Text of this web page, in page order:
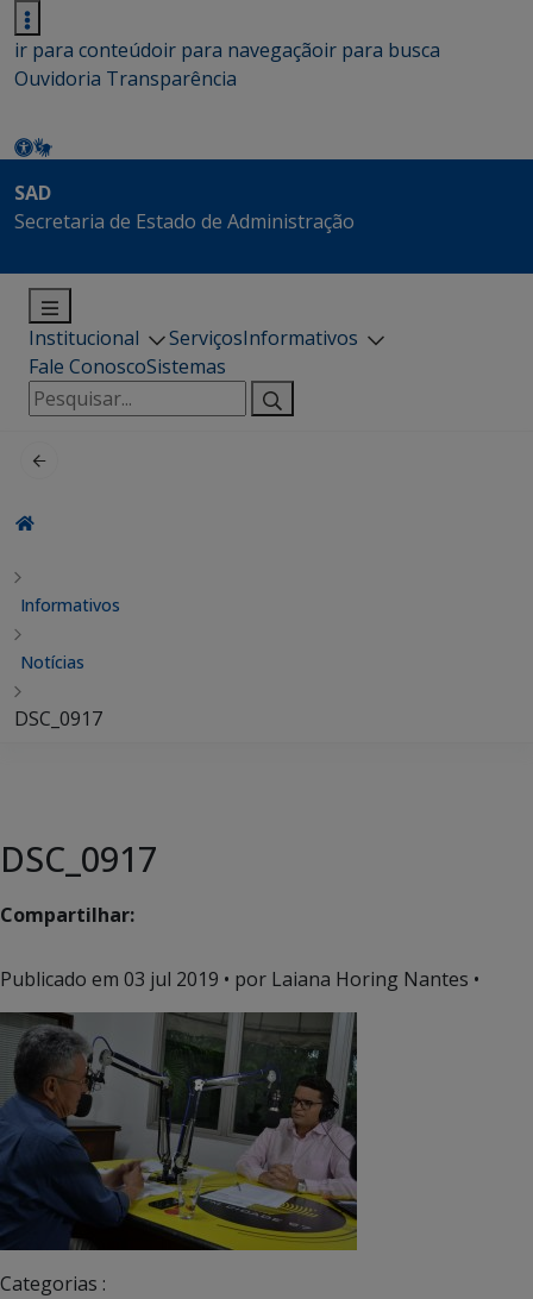
ir para conteúdoir para navegaçãoir para busca
Ouvidoria Transparência
SAD
Secretaria de Estado de Administração
Institucional ServiçosInformativos
Fale ConoscoSistemas
Pesquisar
por:
Informativos
Notícias
DSC_0917
DSC_0917
Compartilhar:
Publicado em 03 jul 2019 • por Laiana Horing Nantes •
Categorias :